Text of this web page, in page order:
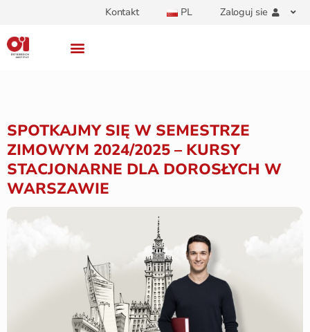
Kontakt PL Zaloguj sie
SPOTKAJMY SIĘ W SEMESTRZE
ZIMOWYM 2024/2025 – KURSY
STACJONARNE DLA DOROSŁYCH W
WARSZAWIE